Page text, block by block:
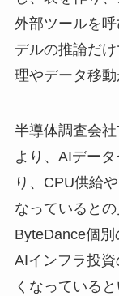
外部ツールを
デルの推論だ
理やデータ移動
半導体調査会
より、AIデー
り、CPU供給
なっていると
ByteDance個別
AIインフラ投
くなっている